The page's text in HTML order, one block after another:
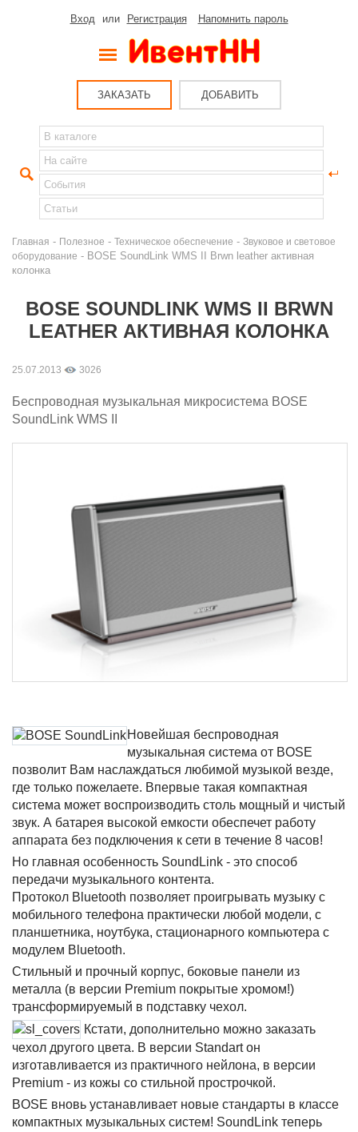
Вход или Регистрация Напомнить пароль
ЗАКАЗАТЬ ДОБАВИТЬ
Главная - Полезное - Техническое обеспечение - Звуковое и световое
оборудование - BOSE SoundLink WMS II Brwn leather активная
колонка
BOSE SOUNDLINK WMS II BRWN
LEATHER АКТИВНАЯ КОЛОНКА
25.07.2013 3026
Беспроводная музыкальная микросистема BOSE
SoundLink WMS II
Новейшая беспроводная
музыкальная система от BOSE
позволит Вам наслаждаться любимой музыкой везде,
где только пожелаете. Впервые такая компактная
система может воспроизводить столь мощный и чистый
звук. А батарея высокой емкости обеспечет работу
аппарата без подключения к сети в течение 8 часов!
Но главная особенность SoundLink - это способ
передачи музыкального контента.
Протокол Bluetooth позволяет проигрывать музыку с
мобильного телефона практически любой модели, с
планшетника, ноутбука, стационарного компьютера с
модулем Bluetooth.
Стильный и прочный корпус, боковые панели из
металла (в версии Premium покрытые хромом!)
трансформируемый в подставку чехол.
Кстати, дополнительно можно заказать
чехол другого цвета. В версии Standart он
изготавливается из практичного нейлона, в версии
Premium - из кожы со стильной прострочкой.
BOSE вновь устанавливает новые стандарты в классе
компактных музыкальных систем! SoundLink теперь